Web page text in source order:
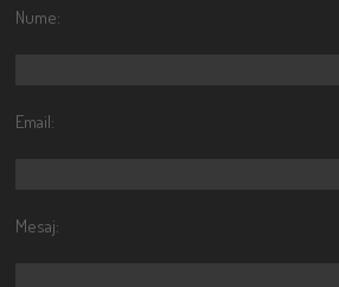
Nume:
Email:
Mesaj: